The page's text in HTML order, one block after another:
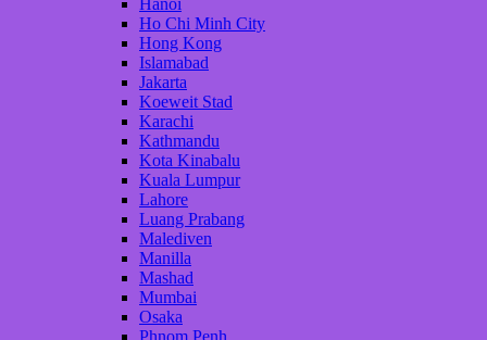
Hanoi
Ho Chi Minh City
Hong Kong
Islamabad
Jakarta
Koeweit Stad
Karachi
Kathmandu
Kota Kinabalu
Kuala Lumpur
Lahore
Luang Prabang
Malediven
Manilla
Mashad
Mumbai
Osaka
Phnom Penh